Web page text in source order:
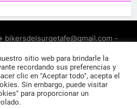
bikersdelsurgetafe@gmail.com -
sitio web para brindarle la
recordando sus preferencias y
clic en "Aceptar todo", acepta el
Sin embargo, puede visitar
para proporcionar un